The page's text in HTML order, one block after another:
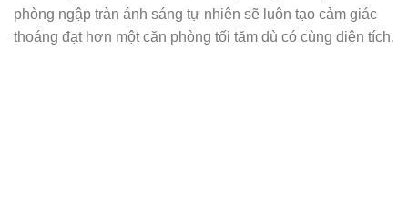
phòng ngập tràn ánh sáng tự nhiên sẽ luôn tạo cảm giác
thoáng đạt hơn một căn phòng tối tăm dù có cùng diện tích.